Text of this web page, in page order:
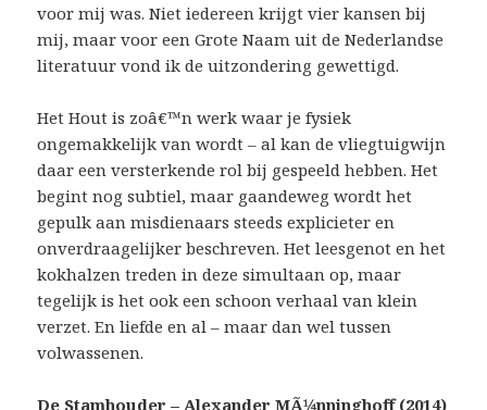
voor mij was. Niet iedereen krijgt vier kansen bij
mij, maar voor een Grote Naam uit de Nederlandse
literatuur vond ik de uitzondering gewettigd.
Het Hout is zoâ€™n werk waar je fysiek
ongemakkelijk van wordt – al kan de vliegtuigwijn
daar een versterkende rol bij gespeeld hebben. Het
begint nog subtiel, maar gaandeweg wordt het
gepulk aan misdienaars steeds explicieter en
onverdraagelijker beschreven. Het leesgenot en het
kokhalzen treden in deze simultaan op, maar
tegelijk is het ook een schoon verhaal van klein
verzet. En liefde en al – maar dan wel tussen
volwassenen.
De Stamhouder – Alexander MÃ¼nninghoff (2014)